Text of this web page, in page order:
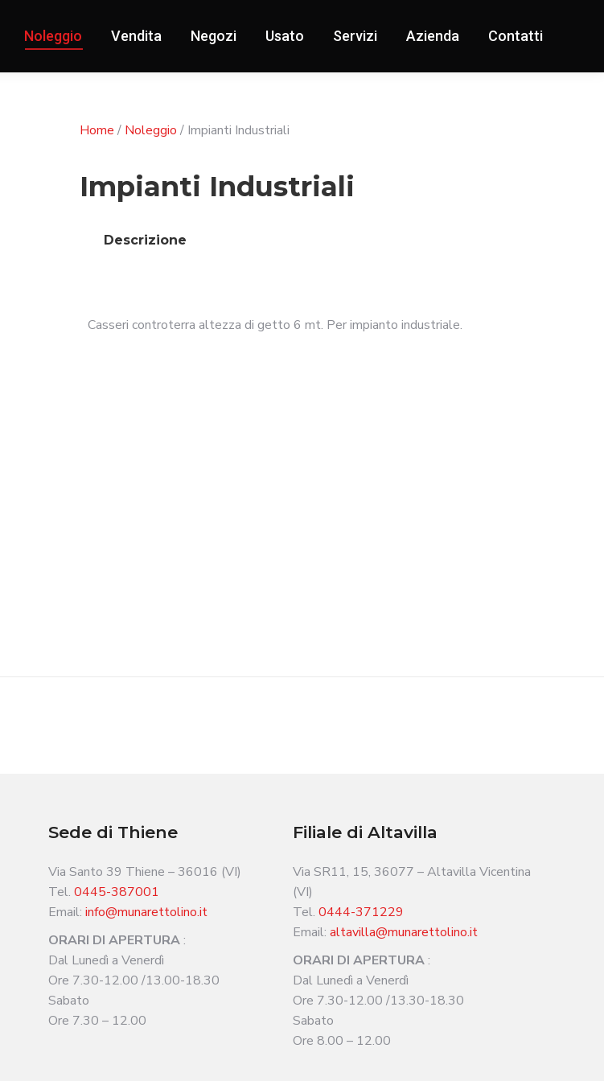
Noleggio Vendita Negozi Usato Servizi Azienda Contatti
Home / Noleggio / Impianti Industriali
Impianti Industriali
Descrizione
Casseri controterra altezza di getto 6 mt. Per impianto industriale.
Sede di Thiene
Via Santo 39 Thiene – 36016 (VI)
Tel. 0445-387001
Email: info@munarettolino.it
ORARI DI APERTURA:
Dal Lunedì a Venerdì
Ore 7.30-12.00 /13.00-18.30
Sabato
Ore 7.30 – 12.00
Filiale di Altavilla
Via SR11, 15, 36077 – Altavilla Vicentina
(VI)
Tel. 0444-371229
Email: altavilla@munarettolino.it
ORARI DI APERTURA:
Dal Lunedì a Venerdì
Ore 7.30-12.00 /13.30-18.30
Sabato
Ore 8.00 – 12.00